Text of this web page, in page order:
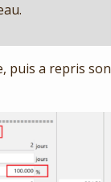
puis a repris son